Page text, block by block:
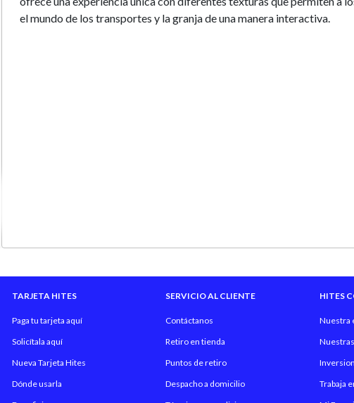
el mundo de los transportes y la granja de una manera interactiva.
TARJETA HITES
Paga tu tarjeta aquí
Solicítala aquí
Nueva Tarjeta Hites
Dónde usarla
SERVICIO AL CLIENTE
Contáctanos
Retiro en tienda
Puntos de retiro
Despacho a domicilio
HITES
Nuestra
Trabaja